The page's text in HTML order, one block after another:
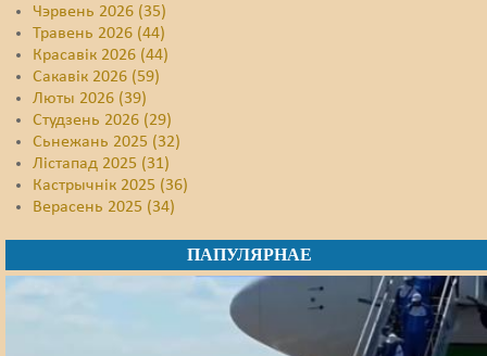
Чэрвень 2026 (35)
Травень 2026 (44)
Красавік 2026 (44)
Сакавік 2026 (59)
Люты 2026 (39)
Студзень 2026 (29)
Сьнежань 2025 (32)
Лістапад 2025 (31)
Кастрычнік 2025 (36)
Верасень 2025 (34)
ПАПУЛЯРНАЕ